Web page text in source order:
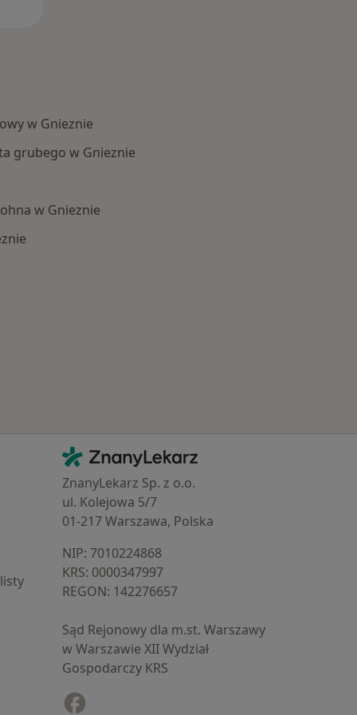
w Gnieznie
grubego w Gnieznie
w Gnieznie
Kontakt
ZnanyLekarz - Strona główna
ZnanyLekarz Sp. z o.o.
ul. Kolejowa 5/7
01-217 Warszawa, Polska
NIP: ⁠7010224868
KRS: ⁠0000347997
REGON: ⁠142276657
Sąd Rejonowy dla m.st. Warszawy
w Warszawie XII Wydział
Gospodarczy KRS